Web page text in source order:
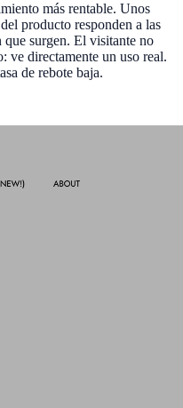
más rentable. Unos
producto responden a las
que surgen. El visitante no
ve directamente un uso real.
de rebote baja.